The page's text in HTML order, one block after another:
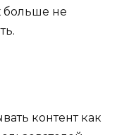
больше не
контент как